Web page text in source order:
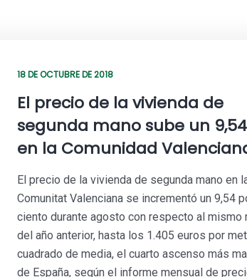
18 DE OCTUBRE DE 2018
El precio de la vivienda de
segunda mano sube un
en la Comunidad
El precio de la vivienda de segunda mano en
Comunitat Valenciana se incrementó un 9,54
ciento durante agosto con respecto al mismo
del año anterior, hasta los 1.405 euros por
cuadrado de media, el cuarto ascenso más
de España, según el informe mensual de